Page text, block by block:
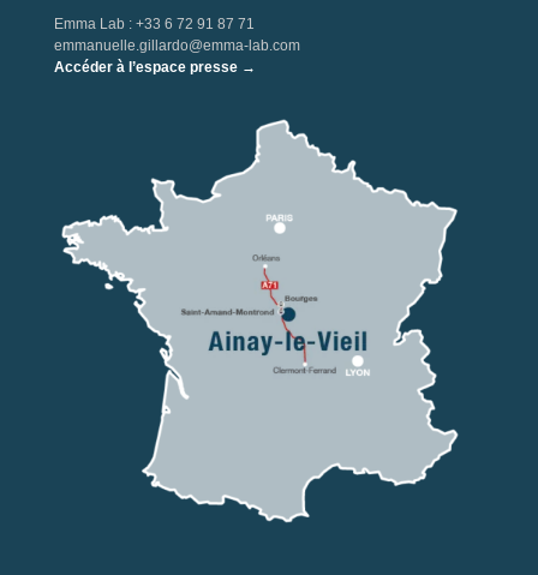
Emma Lab : +33 6 72 91 87 71
emmanuelle.gillardo@emma-lab.com
Accéder à l’espace presse →